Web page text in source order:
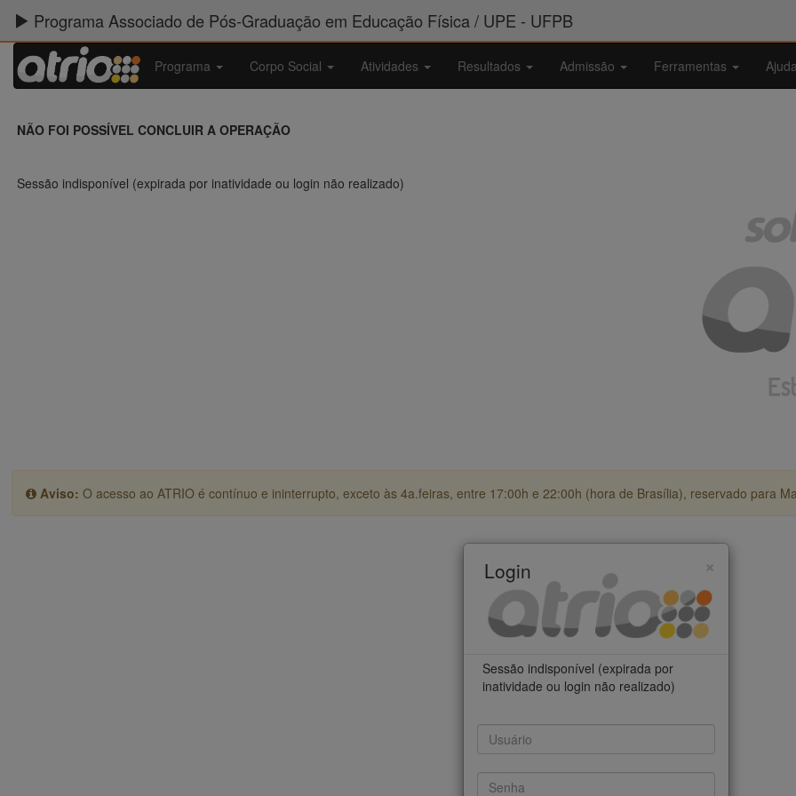
Programa Associado de Pós-Graduação em Educação Física / UPE - UFPB
Programa Corpo Social Atividades Resultados Admissão Ferramentas
NÃO FOI POSSÍVEL CONCLUIR A OPERAÇÃO
Sessão indisponível (expirada por inatividade ou login não realizado)
Aviso: O acesso ao ATRIO é contínuo e ininterrupto, exceto às 4a.feiras, entre 17:00h e 22:00h (hora de Brasília), reservado para
×
Login
Sessão indisponível (expirada por
inatividade ou login não realizado)